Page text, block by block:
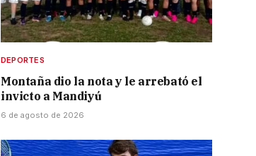
DEPORTES
Montaña dio la nota y le arrebató el
invicto a Mandiyú
6 de agosto de 2026